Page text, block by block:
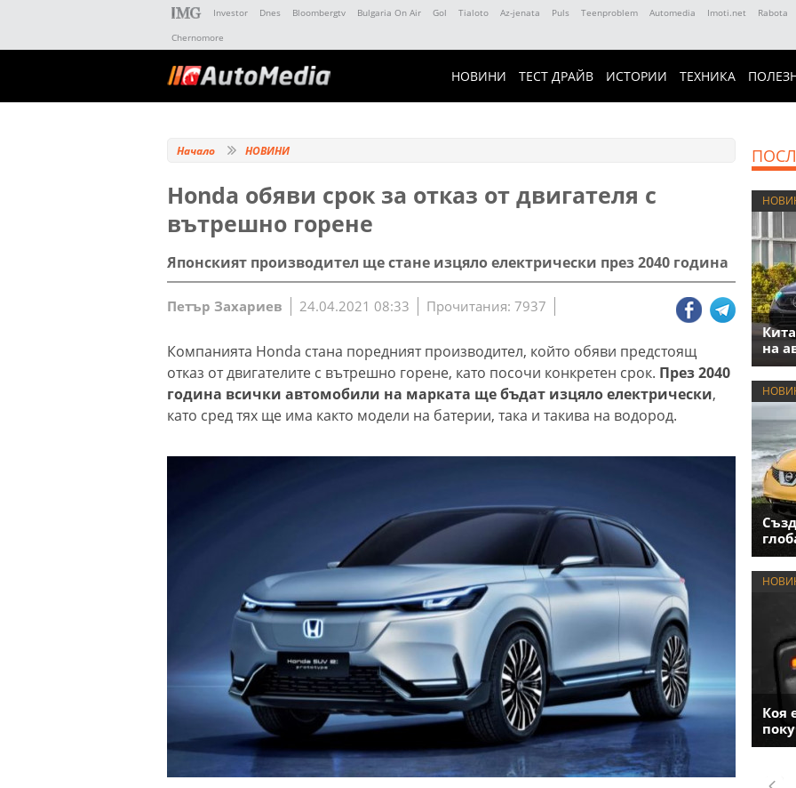
Investor Dnes Bloombergtv Bulgaria On Air Gol Tialoto Az-jenata Puls Teenproblem Automedia Imoti.net Rabota
Chernomore
НОВИНИ ТЕСТ ДРАЙВ ИСТОРИИ ТЕХНИКА
Начало НОВИНИ
Honda обяви срок за отказ от двигателя с
вътрешно горене
Японският производител ще стане изцяло електрически през 2040 година
Петър Захариев 24.04.2021 08:33 Прочитания: 7937
Компанията Honda стана поредният производител, който обяви предстоящ
отказ от двигателите с вътрешно горене, като посочи конкретен срок. През 2040
година всички автомобили на марката ще бъдат изцяло електрически,
като сред тях ще има както модели на батерии, така и такива на водород.
на
Коя